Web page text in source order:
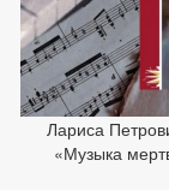
Лариса
«Музыка